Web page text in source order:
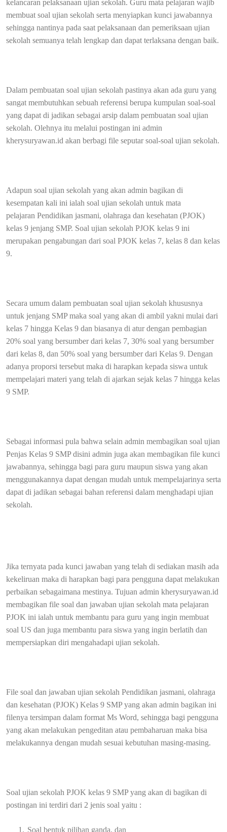
kelancaran pelaksanaan ujian sekolah. Guru mata pelajaran wajib
membuat soal ujian sekolah serta menyiapkan kunci jawabannya
sehingga nantinya pada saat pelaksanaan dan pemeriksaan ujian
sekolah semuanya telah lengkap dan dapat terlaksana dengan baik.
Dalam pembuatan soal ujian sekolah pastinya akan ada guru yang
sangat membutuhkan sebuah referensi berupa kumpulan soal-soal
yang dapat di jadikan sebagai arsip dalam pembuatan soal ujian
sekolah. Olehnya itu melalui postingan ini admin
kherysuryawan.id akan berbagi file seputar soal-soal ujian sekolah.
Adapun soal ujian sekolah yang akan admin bagikan di
kesempatan kali ini ialah soal ujian sekolah untuk mata
pelajaran Pendidikan jasmani, olahraga dan kesehatan (PJOK)
kelas 9 jenjang SMP. Soal ujian sekolah PJOK kelas 9 ini
merupakan pengabungan dari soal PJOK kelas 7, kelas 8 dan kelas
9.
Secara umum dalam pembuatan soal ujian sekolah khususnya
untuk jenjang SMP maka soal yang akan di ambil yakni mulai dari
kelas 7 hingga Kelas 9 dan biasanya di atur dengan pembagian
20% soal yang bersumber dari kelas 7, 30% soal yang bersumber
dari kelas 8, dan 50% soal yang bersumber dari Kelas 9. Dengan
adanya proporsi tersebut maka di harapkan kepada siswa untuk
mempelajari materi yang telah di ajarkan sejak kelas 7 hingga kelas
9 SMP.
Sebagai informasi pula bahwa selain admin membagikan soal ujian
Penjas Kelas 9 SMP disini admin juga akan membagikan file kunci
jawabannya, sehingga bagi para guru maupun siswa yang akan
menggunakannya dapat dengan mudah untuk mempelajarinya serta
dapat di jadikan sebagai bahan referensi dalam menghadapi ujian
sekolah.
Jika ternyata pada kunci jawaban yang telah di sediakan masih ada
kekeliruan maka di harapkan bagi para pengguna dapat melakukan
perbaikan sebagaimana mestinya. Tujuan admin kherysuryawan.id
membagikan file soal dan jawaban ujian sekolah mata pelajaran
PJOK ini ialah untuk membantu para guru yang ingin membuat
soal US dan juga membantu para siswa yang ingin berlatih dan
mempersiapkan diri mengahadapi ujian sekolah.
File soal dan jawaban ujian sekolah Pendidikan jasmani, olahraga
dan kesehatan (PJOK) Kelas 9 SMP yang akan admin bagikan ini
filenya tersimpan dalam format Ms Word, sehingga bagi pengguna
yang akan melakukan pengeditan atau pembaharuan maka bisa
melakukannya dengan mudah sesuai kebutuhan masing-masing.
Soal ujian sekolah PJOK kelas 9 SMP yang akan di bagikan di
postingan ini terdiri dari 2 jenis soal yaitu :
1. Soal bentuk pilihan ganda, dan